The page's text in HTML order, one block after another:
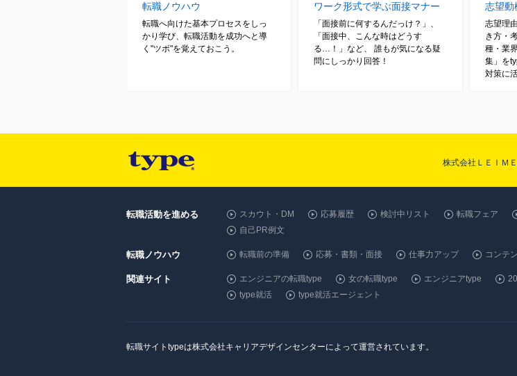
転職ノウハウ
転職へ向けた基本プロセスをしっ
かり学び、転職活動を成功へと導
く"ツボ"を覚えておこう。
ワーク形式で学ぶ面接マナー
「面接前に何するんだっけ？」、
「面接中、こんな時はどうす
る…！」など、 誰もが気になる疑
問にしっかり回答！
志望動
志望理
き方・
種・業
集」を
対策に
株式会社ＬＥＩＭ
転職活動を進める スカウト・DM 応募履歴 検討中リスト 転職フェア
自己PR例文
転職ノウハウ 転職前の準備 応募・書類・面接 仕事力アップ コンテ
関連サイト エンジニアの転職type 女の転職type エンジニアtype
type就活
type就活エージェント
転職サイトtypeは株式会社キャリアデザインセンターによって運営されています。